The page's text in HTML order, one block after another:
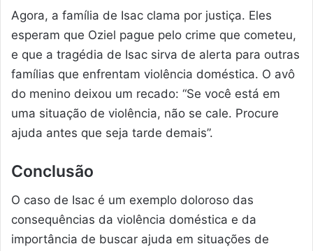
Agora, a família de Isac clama por justiça. Eles
esperam que Oziel pague pelo crime que cometeu,
e que a tragédia de Isac sirva de alerta para outras
famílias que enfrentam violência doméstica. O avô
do menino deixou um recado: “Se você está em
uma situação de violência, não se cale. Procure
ajuda antes que seja tarde demais”.
Conclusão
O caso de Isac é um exemplo doloroso das
consequências da violência doméstica e da
importância de buscar ajuda em situações de